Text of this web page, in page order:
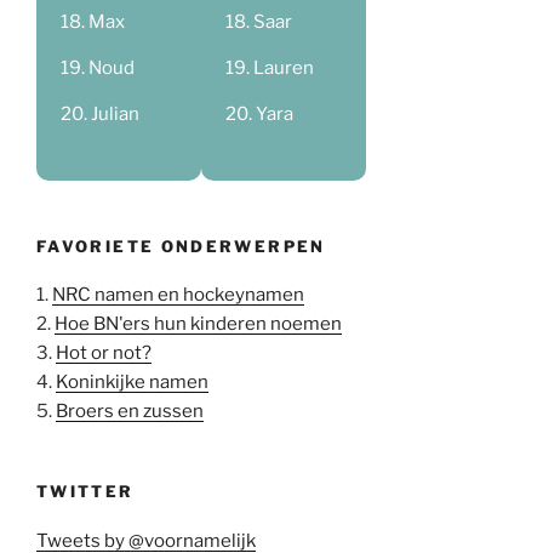
Max
Noud
Julian
Saar
Lauren
Yara
FAVORIETE ONDERWERPEN
1. NRC namen en hockeynamen
2. Hoe BN'ers hun kinderen noemen
3. Hot or not?
4. Koninkijke namen
5. Broers en zussen
TWITTER
Tweets by @voornamelijk